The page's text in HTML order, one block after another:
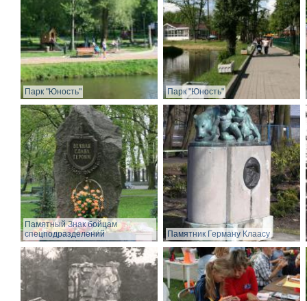
Парк "Юность" Парк "Юность"
Памятный Знак бойцам
спецподразделений
Памятник Герману Клаасу